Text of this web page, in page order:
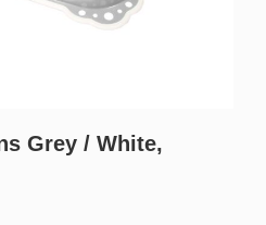
Grey / White,